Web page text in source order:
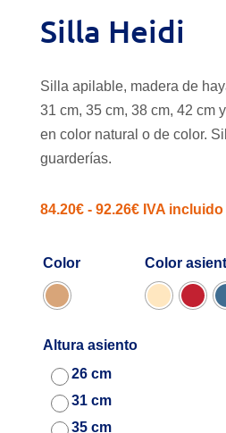
Silla Heidi
Silla apilable, madera de
31 cm, 35 cm, 38 cm, 42 cm
en color natural o de color.
guarderías.
84.20€ - 92.26€Rango
precios:
desde
84.20€
IVA incluido
Color Color
Altura asiento
26 cm
31 cm
35 cm